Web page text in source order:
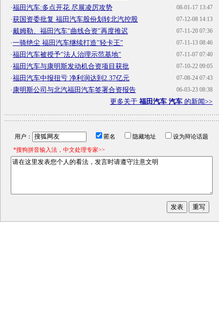
08-01-17 13:47
·福田汽车:多点开花 尽展凌厉攻势
07-12-08 14:13
·获国资委批复 福田汽车股份划转北汽控股
07-11-20 07:36
·戴姆勒、福田汽车"曲线合资"再度推迟
07-11-13 08:46
·一骑绝尘 福田汽车继续打造"轻卡王"
07-11-07 07:40
·福田汽车被授予"法人治理示范基地"
07-10-22 09:05
·福田汽车与康明斯发动机合资项目获批
07-08-24 07:43
·福田汽车中报扭亏 净利润达到2.37亿元
06-03-23 08:38
· 康明斯公司与北汽福田汽车签署合资报告
更多关于 福田汽车 汽车 的新闻>>
用户： 匿名 隐藏地址
设为辩论话题
*搜狗拼音输入法，中文处理专家>>